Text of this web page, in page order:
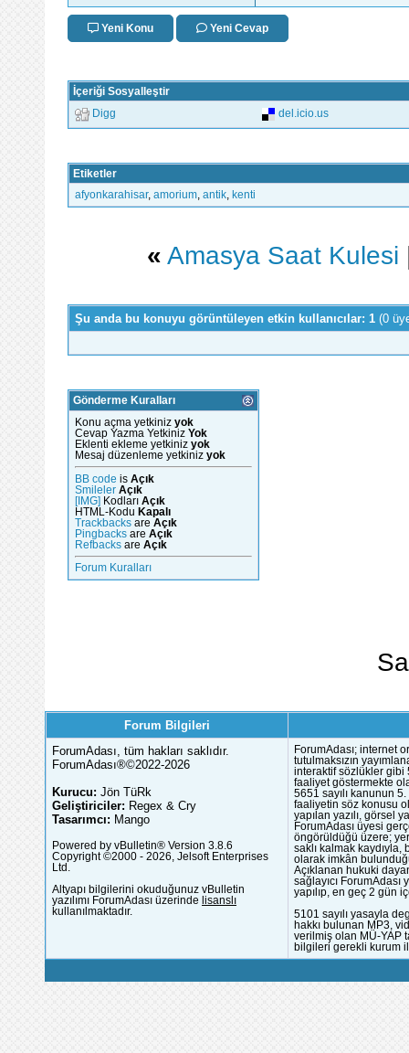
Yeni Konu Yeni Cevap
İçeriği Sosyalleştir
Digg del.icio.us
Etiketler
afyonkarahisar, amorium antik kenti
« Amasya Saat Kulesi
Şu anda bu konuyu görüntüleyen etkin kullanıcılar: 1 (0
Gönderme Kuralları
Konu açma yetkiniz yok
Cevap Yazma Yetkiniz Yok
Eklenti ekleme yetkiniz yok
Mesaj düzenleme yetkiniz yok
BB code is Açık
Smileler Açık
[IMG] Kodları Açık
HTML-Kodu Kapalı
Trackbacks are Açık
Pingbacks are Açık
Refbacks are Açık
Forum Kuralları
Forum Bilgileri
ForumAdası, tüm hakları saklıdır.
ForumAdası®©2022-2026
Kurucu: Jön TüRk
Geliştiriciler: Regex & Cry
Tasarımcı: Mango
Powered by vBulletin® Version 3.8.6
Copyright ©2000 - 2026, Jelsoft Enterprises
Ltd.
Altyapı bilgilerini okuduğunuz vBulletin
yazılımı ForumAdası üzerinde lisanslı
kullanılmaktadır.
ForumAdası; internet
tutulmaksızın
interaktif sözlükler gibi
faaliyet göstermekte
5651 sayılı kanunun
faaliyetin söz konusu
yapılan yazılı, görsel
ForumAdası üyesi
öngörüldüğü üzere;
saklı kalmak
olarak imkân
Açıklanan hukuki
sağlayıcı
yapılıp, en geç 2 gün
5101 sayılı yasayla
hakkı bulunan MP3,
verilmiş olan MÜ-YAP
bilgileri gerekli kurum